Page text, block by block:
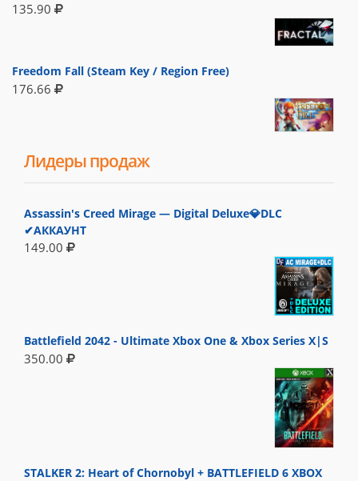
135.90
Freedom Fall (Steam Key / Region Free)
176.66
Лидеры продаж
Assassin's Creed Mirage — Digital Deluxe💎DLC
✔АККАУНТ
149.00
Battlefield 2042 - Ultimate Xbox One & Xbox Series X|S
350.00
STALKER 2: Heart of Chornobyl + BATTLEFIELD 6 XBOX